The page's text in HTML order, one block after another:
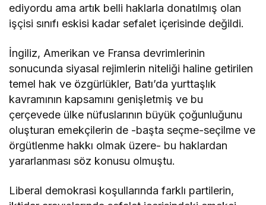
ediyordu ama artık belli haklarla donatılmış olan
işçisi sınıfı eskisi kadar sefalet içerisinde değildi.
İngiliz, Amerikan ve Fransa devrimlerinin
sonucunda siyasal rejimlerin niteliği haline getirilen
temel hak ve özgürlükler, Batı’da yurttaşlık
kavramının kapsamını genişletmiş ve bu
çerçevede ülke nüfuslarının büyük çoğunluğunu
oluşturan emekçilerin de -başta seçme-seçilme ve
örgütlenme hakkı olmak üzere- bu haklardan
yararlanması söz konusu olmuştu.
Liberal demokrasi koşullarında farklı partilerin,